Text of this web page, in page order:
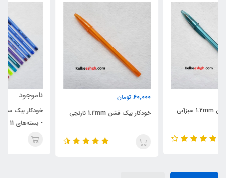
خودکار بیک فشن 1.2mm نارنجی
خودکار بیک سافت و فشن 1.2mm